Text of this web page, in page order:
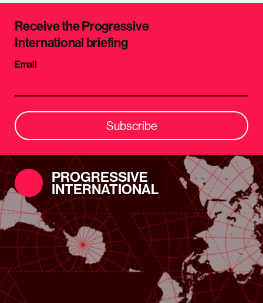
Receive the Progressive
International briefing
Email
Subscribe
PROGRESSIVE
INTERNATIONAL